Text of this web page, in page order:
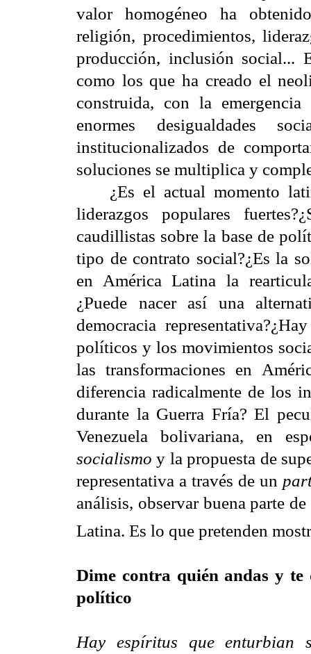
valor homogéneo ha
religión, procedimientos,
producción, inclusión social...
como los que ha creado el
construida, con la
enormes desigualdades
institucionalizados de
soluciones se multiplica y
¿Es el actual momento
liderazgos populares
caudillistas sobre la base de
tipo de contrato social?¿Es la
en América Latina la
¿Puede nacer así una
democracia
políticos y los movimientos
las transformaciones en
diferencia radicalmente de los
durante la Guerra Fría? El
Venezuela bolivariana, en
socialismo y la propuesta de
representativa a través de un
análisis, observar buena parte
Latina. Es lo que pretenden
Dime contra quién andas y
político
Hay espíritus que enturbian